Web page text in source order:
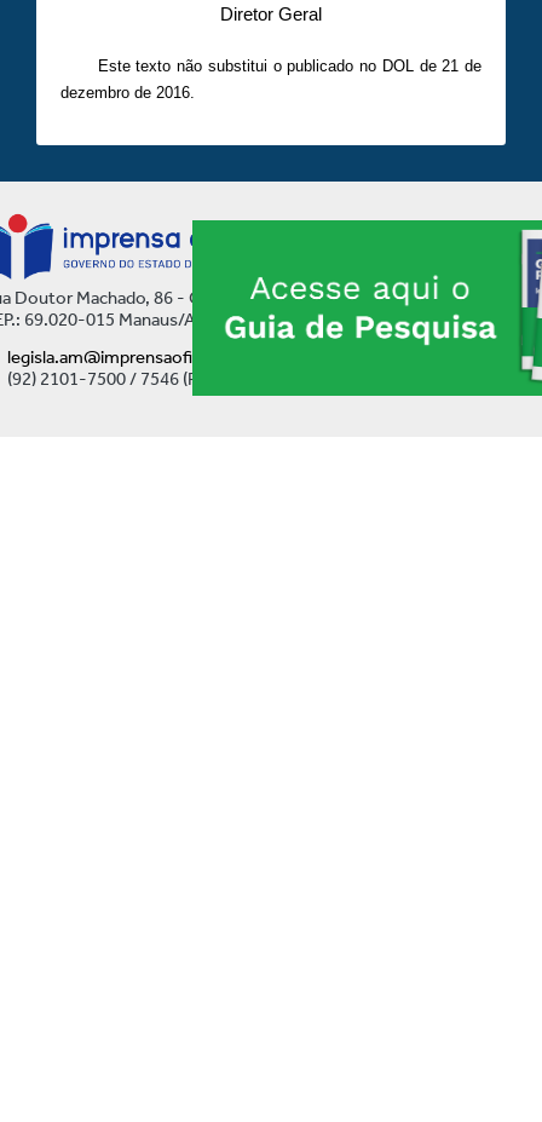
Diretor Geral
Este texto não substitui o publicado no DOL de 21 de
dezembro de 2016.
Doutor Machado, 86 - Centro
69.020-015 Manaus/AM
legisla.am@imprensaoficial.am.gov.br
(92) 2101-7500 / 7546 (Ramal)